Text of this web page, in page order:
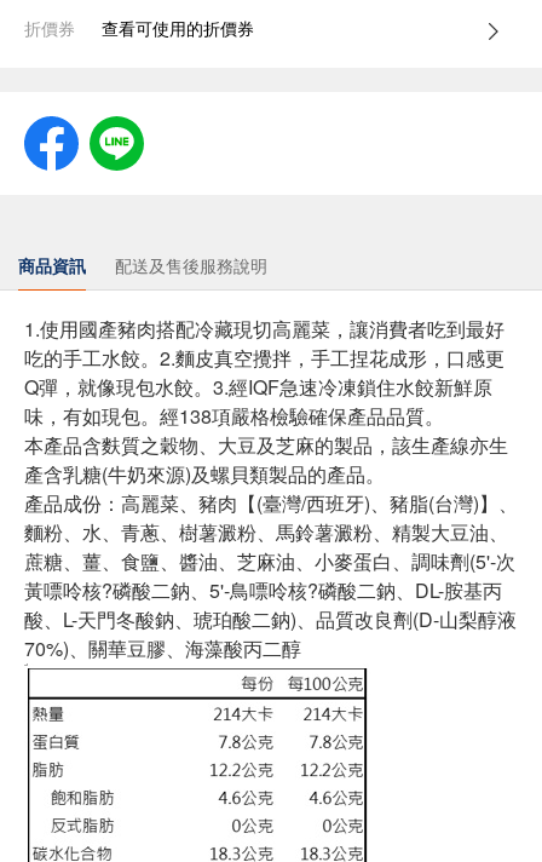
折價券 查看可使用的折價券
商品資訊 配送及售後服務說明
1.使用國產豬肉搭配冷藏現切高麗菜，讓消費者吃到最好
吃的手工水餃。2.麵皮真空攪拌，手工捏花成形，口感更
Q彈，就像現包水餃。3.經IQF急速冷凍鎖住水餃新鮮原
味，有如現包。經138項嚴格檢驗確保產品品質。
本產品含麩質之穀物、大豆及芝麻的製品，該生產線亦生
產含乳糖(牛奶來源)及螺貝類製品的產品。
產品成份：高麗菜、豬肉【(臺灣/西班牙)、豬脂(台灣)】、
麵粉、水、青蔥、樹薯澱粉、馬鈴薯澱粉、精製大豆油、
蔗糖、薑、食鹽、醬油、芝麻油、小麥蛋白、調味劑(5'-次
黃嘌呤核?磷酸二鈉、5'-鳥嘌呤核?磷酸二鈉、DL-胺基丙
酸、L-天門冬酸鈉、琥珀酸二鈉)、品質改良劑(D-山梨醇液
70%)、關華豆膠、海藻酸丙二醇